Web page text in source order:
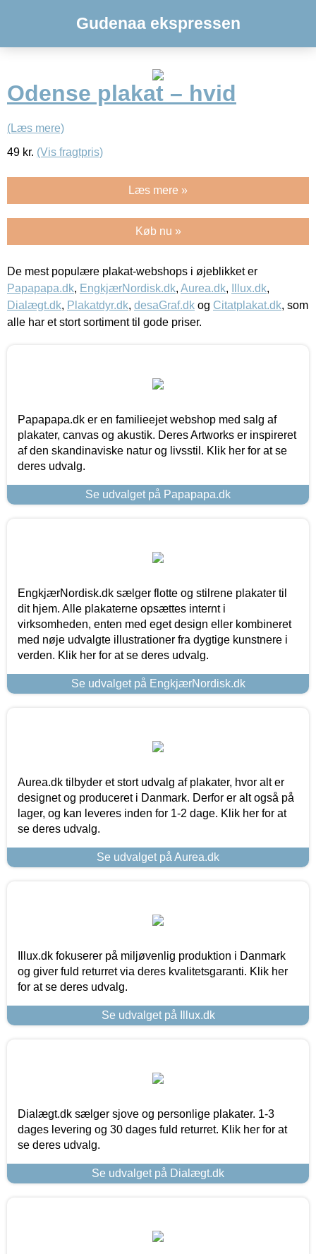
Gudenaa ekspressen
Odense plakat – hvid
(Læs mere)
49 kr. (Vis fragtpris)
Læs mere »
Køb nu »
De mest populære plakat-webshops i øjeblikket er
Papapapa.dk, EngkjærNordisk.dk, Aurea.dk, Illux.dk,
Dialægt.dk, Plakatdyr.dk, desaGraf.dk og Citatplakat.dk, som
alle har et stort sortiment til gode priser.
Papapapa.dk er en familieejet webshop med salg af
plakater, canvas og akustik. Deres Artworks er inspireret
af den skandinaviske natur og livsstil. Klik her for at se
deres udvalg.
Se udvalget på Papapapa.dk
EngkjærNordisk.dk sælger flotte og stilrene plakater til
dit hjem. Alle plakaterne opsættes internt i
virksomheden, enten med eget design eller kombineret
med nøje udvalgte illustrationer fra dygtige kunstnere i
verden. Klik her for at se deres udvalg.
Se udvalget på EngkjærNordisk.dk
Aurea.dk tilbyder et stort udvalg af plakater, hvor alt er
designet og produceret i Danmark. Derfor er alt også på
lager, og kan leveres inden for 1-2 dage. Klik her for at
se deres udvalg.
Se udvalget på Aurea.dk
Illux.dk fokuserer på miljøvenlig produktion i Danmark
og giver fuld returret via deres kvalitetsgaranti. Klik her
for at se deres udvalg.
Se udvalget på Illux.dk
Dialægt.dk sælger sjove og personlige plakater. 1-3
dages levering og 30 dages fuld returret. Klik her for at
se deres udvalg.
Se udvalget på Dialægt.dk